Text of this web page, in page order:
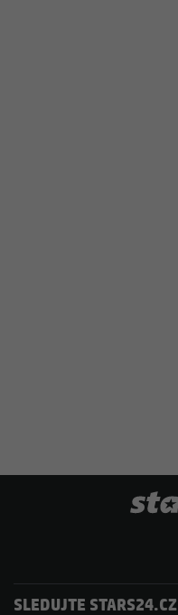
SLEDUJTE STARS24.CZ